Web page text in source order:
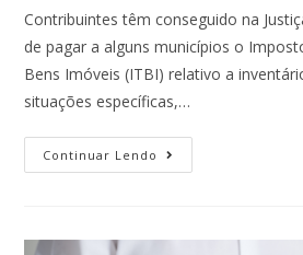
Contribuintes têm conseguido na
de pagar a alguns municípios o
Bens Imóveis (ITBI) relativo a
situações específicas,…
Continuar Lendo